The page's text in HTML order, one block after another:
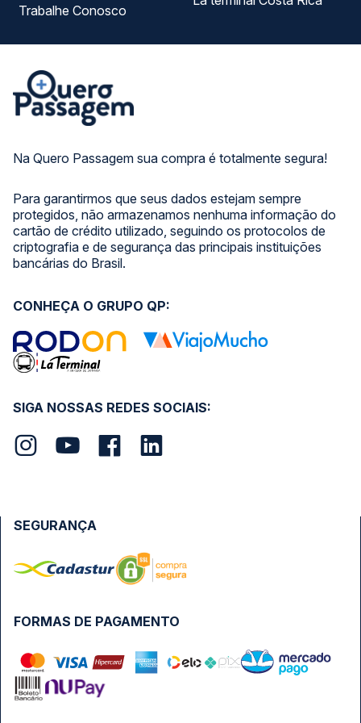
Na Quero Passagem sua compra é totalmente segura!
Para garantirmos que seus dados estejam sempre
protegidos, não armazenamos nenhuma informação do
cartão de crédito utilizado, seguindo os protocolos de
criptografia e de segurança das principais instituições
bancárias do Brasil.
Trabalhe Conosco
SIGA NOSSAS REDES SOCIAIS:
CONHEÇA O GRUPO QP:
FORMAS DE PAGAMENTO
SEGURANÇA